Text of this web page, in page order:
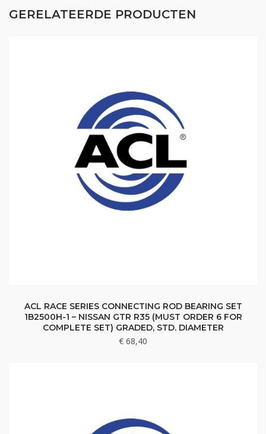
GERELATEERDE PRODUCTEN
ACL RACE SERIES CONNECTING ROD BEARING SET
1B2500H-1 – NISSAN GTR R35 (MUST ORDER 6 FOR
COMPLETE SET) GRADED, STD. DIAMETER
€ 68,40